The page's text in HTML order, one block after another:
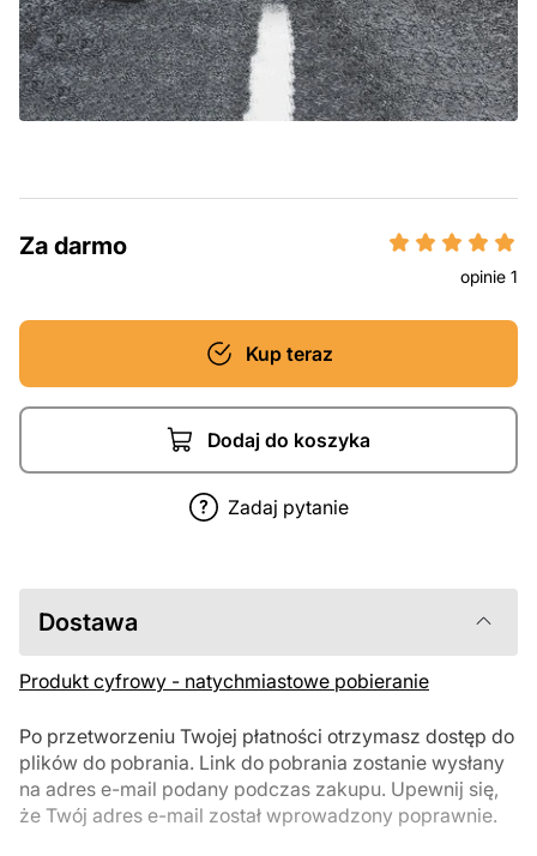
Za darmo
opinie 1
Kup teraz
Dodaj do koszyka
Zadaj pytanie
Dostawa
Produkt cyfrowy - natychmiastowe pobieranie
Po przetworzeniu Twojej płatności otrzymasz dostęp do
plików do pobrania. Link do pobrania zostanie wysłany
na adres e-mail podany podczas zakupu. Upewnij się,
że Twój adres e-mail został wprowadzony poprawnie.